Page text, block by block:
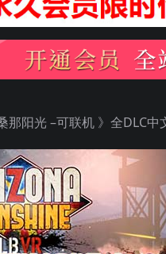
阳光 –可联机 》全DLC